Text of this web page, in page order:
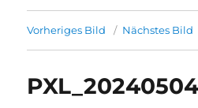
Vorheriges Bild Nächstes Bild